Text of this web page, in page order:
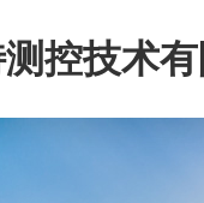
控技术